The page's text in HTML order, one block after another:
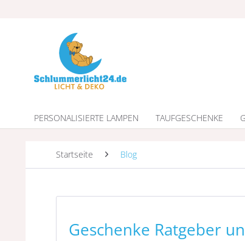
PERSONALISIERTE LAMPEN TAUFGESCHENKE
Startseite Blog
Geschenke Ratgeber